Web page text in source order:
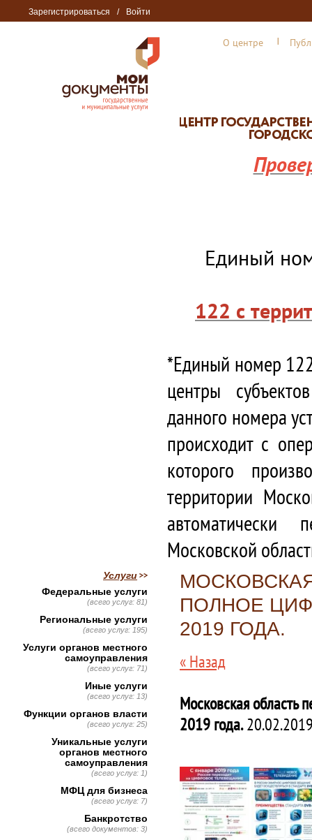
Зарегистрироваться / Войти
О центре
Единый
122 с
*Единый номер
центры
данного номера
происходит с
которого
территории
автоматически
Московской
ПОЛНОЕ
2019 ГОДА.
« Назад
Московская область
2019 года.
Услуги
Федеральные услуги
(всего услуг: 81)
Региональные услуги
(всего услуг: 195)
Услуги органов местного
самоуправления
(всего услуг: 71)
Иные услуги
(всего услуг: 13)
Функции органов власти
(всего услуг: 25)
Уникальные услуги
органов местного
самоуправления
(всего услуг: 1)
МФЦ для бизнеса
(всего услуг: 7)
Банкротство
(всего документов: 3)